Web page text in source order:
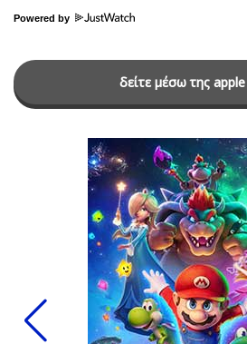
Powered by
δείτε μέσω της